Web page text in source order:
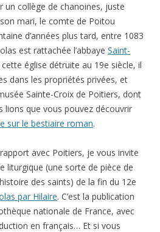
un collège de chanoines, juste
mari, le comte de Poitou
d’années plus tard, entre 1083
est rattachée l’abbaye Saint-
église détruite au 19e siècle, il
dans les propriétés privées, et
Sainte-Croix de Poitiers, dont
lions que vous pouvez découvrir
sur le bestiaire roman.
avec Poitiers, je vous invite
liturgique (une sorte de pièce de
des saints) de la fin du 12e
par Hilaire. C’est la publication
nationale de France, avec
en français… Et si vous